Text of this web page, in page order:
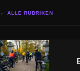
← ALLE RUBRIKEN